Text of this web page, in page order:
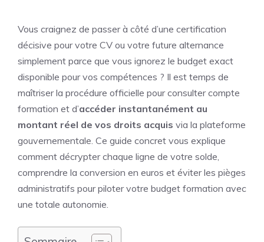
Vous craignez de passer à côté d’une certification
décisive pour votre CV ou votre future alternance
simplement parce que vous ignorez le budget exact
disponible pour vos compétences ? Il est temps de
maîtriser la procédure officielle pour consulter compte
formation et d’accéder instantanément au
montant réel de vos droits acquis via la plateforme
gouvernementale. Ce guide concret vous explique
comment décrypter chaque ligne de votre solde,
comprendre la conversion en euros et éviter les pièges
administratifs pour piloter votre budget formation avec
une totale autonomie.